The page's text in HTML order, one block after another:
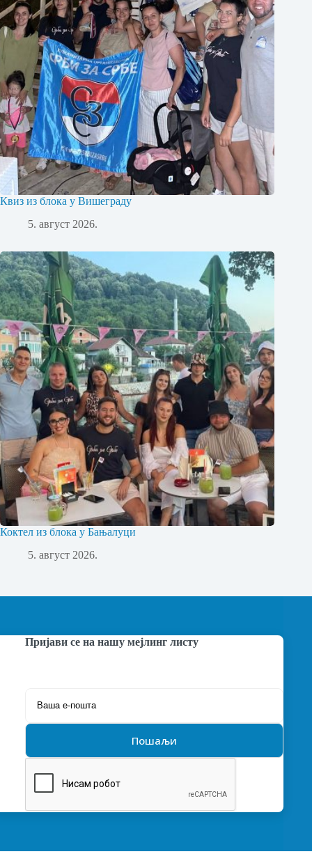
Квиз из блока у Вишеграду
5. август 2026.
Коктел из блока у Бањалуци
5. август 2026.
Пријави се на нашу мејлинг листу